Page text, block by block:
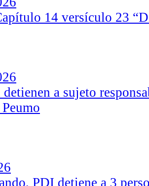
14 versículo 23
a sujeto
PDI detiene a 3